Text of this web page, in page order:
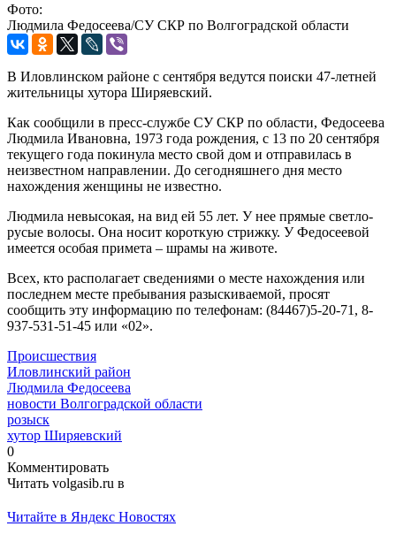
Фото:
Людмила Федосеева/СУ СКР по Волгоградской области
В Иловлинском районе с сентября ведутся поиски 47-летней
жительницы хутора Ширяевский.
Как сообщили в пресс-службе СУ СКР по области, Федосеева
Людмила Ивановна, 1973 года рождения, с 13 по 20 сентября
текущего года покинула место свой дом и отправилась в
неизвестном направлении. До сегодняшнего дня место
нахождения женщины не известно.
Людмила невысокая, на вид ей 55 лет. У нее прямые светло-
русые волосы. Она носит короткую стрижку. У Федосеевой
имеется особая примета – шрамы на животе.
Всех, кто располагает сведениями о месте нахождения или
последнем месте пребывания разыскиваемой, просят
сообщить эту информацию по телефонам: (84467)5-20-71, 8-
937-531-51-45 или «02».
Происшествия
Иловлинский район
Людмила Федосеева
новости Волгоградской области
розыск
хутор Ширяевский
0
Комментировать
Читать volgasib.ru в
Читайте в Яндекс Новостях